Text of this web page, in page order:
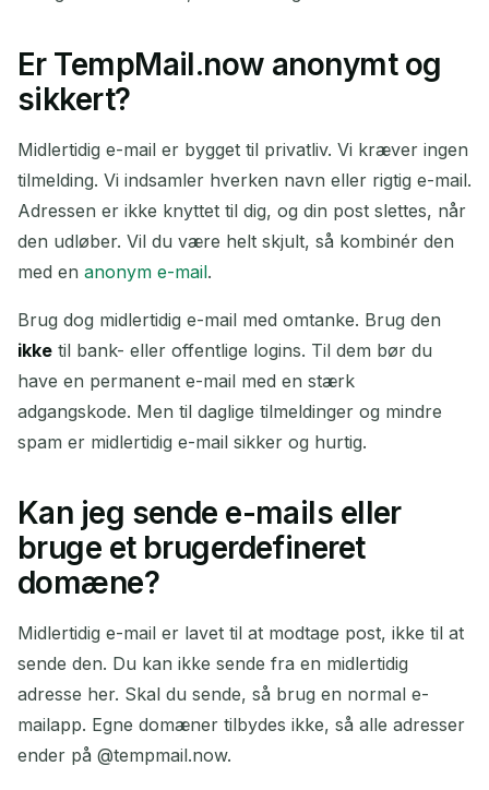
Er TempMail.now anonymt og
sikkert?
Midlertidig e-mail er bygget til privatliv. Vi kræver ingen
tilmelding. Vi indsamler hverken navn eller rigtig e-mail.
Adressen er ikke knyttet til dig, og din post slettes, når
den udløber. Vil du være helt skjult, så kombinér den
med en anonym e-mail.
Brug dog midlertidig e-mail med omtanke. Brug den
ikke til bank- eller offentlige logins. Til dem bør du
have en permanent e-mail med en stærk
adgangskode. Men til daglige tilmeldinger og mindre
spam er midlertidig e-mail sikker og hurtig.
Kan jeg sende e-mails eller
bruge et brugerdefineret
domæne?
Midlertidig e-mail er lavet til at modtage post, ikke til at
sende den. Du kan ikke sende fra en midlertidig
adresse her. Skal du sende, så brug en normal e-
mailapp. Egne domæner tilbydes ikke, så alle adresser
ender på @tempmail.now.